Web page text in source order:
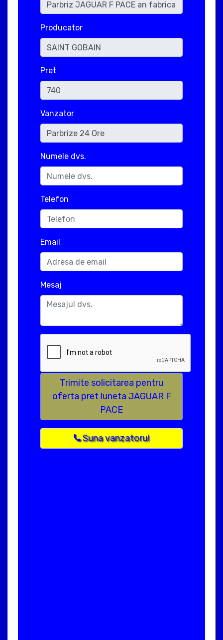
Producator
Pret
Vanzator
Numele dvs.
Telefon
Email
Mesaj
Trimite solicitarea pentru
oferta pret luneta JAGUAR F
PACE
Suna vanzatorul